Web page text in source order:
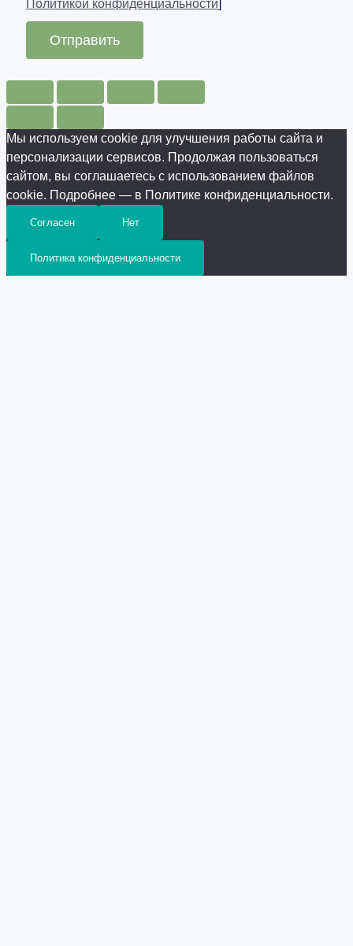
Политикой конфиденциальности]
Отправить
Мы используем cookie для улучшения работы сайта и
персонализации сервисов. Продолжая пользоваться
сайтом, вы соглашаетесь с использованием файлов
cookie. Подробнее — в Политике конфиденциальности.
Согласен Нет
Политика конфиденциальности